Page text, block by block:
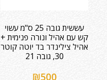
עששית גובה 25 ס"מ עשוי
קש עם אהיל ונורה פנימית +
אהיל צילינדר בד יוטה קוטר
30, גובה 21
₪500